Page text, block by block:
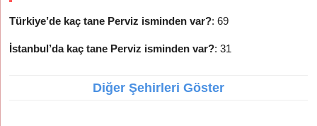
Türkiye’de kaç tane Perviz isminden var?: 69
İstanbul’da kaç tane Perviz isminden var?: 31
Diğer Şehirleri Göster